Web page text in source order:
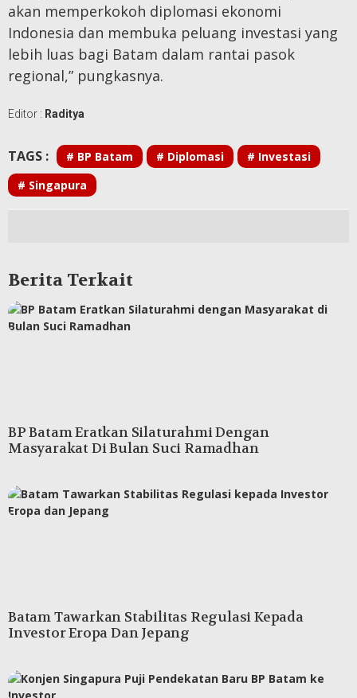
akan memperkokoh diplomasi ekonomi
Indonesia dan membuka peluang investasi yang
lebih luas bagi Batam dalam rantai pasok
regional,” pungkasnya.
Editor : Raditya
TAGS : # BP Batam # Diplomasi
# Investasi
# Singapura
Berita Terkait
BP Batam Eratkan Silaturahmi Dengan
Masyarakat Di Bulan Suci Ramadhan
Batam Tawarkan Stabilitas Regulasi Kepada
Investor Eropa Dan Jepang